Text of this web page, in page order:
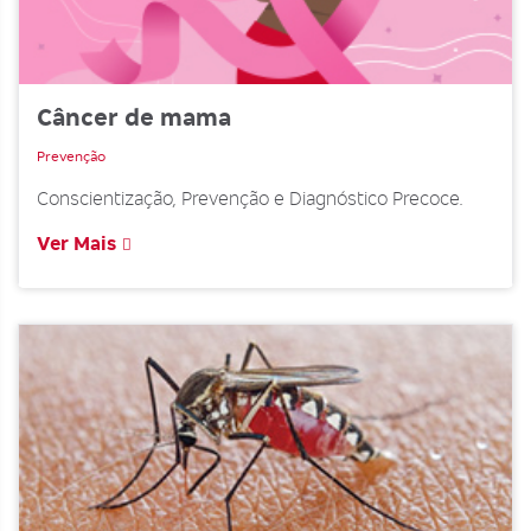
Câncer de mama
Prevenção
Conscientização, Prevenção e Diagnóstico Precoce.
Ver Mais